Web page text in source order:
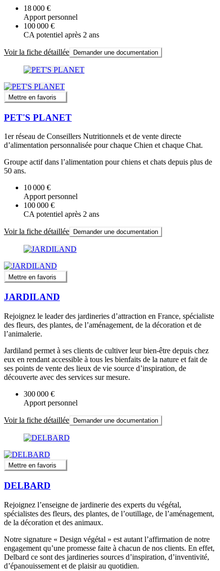
18 000 €
Apport personnel
100 000 €
CA potentiel après 2 ans
Voir la fiche détaillée Demander une documentation
Mettre en favoris
PET'S PLANET
1er réseau de Conseillers Nutritionnels et de vente directe
d’alimentation personnalisée pour chaque Chien et chaque Chat.
Groupe actif dans l’alimentation pour chiens et chats depuis plus de
50 ans.
10 000 €
Apport personnel
100 000 €
CA potentiel après 2 ans
Voir la fiche détaillée Demander une documentation
Mettre en favoris
JARDILAND
Rejoignez le leader des jardineries d’attraction en France, spécialiste
des fleurs, des plantes, de l’aménagement, de la décoration et de
l’animalerie.
Jardiland permet à ses clients de cultiver leur bien-être depuis chez
eux en rendant accessible à tous les bienfaits de la nature et fait de
ses points de vente des lieux de vie source d’inspiration, de
découverte avec des services sur mesure.
300 000 €
Apport personnel
Voir la fiche détaillée Demander une documentation
Mettre en favoris
DELBARD
Rejoignez l’enseigne de jardinerie des experts du végétal,
spécialistes des fleurs, des plantes, de l’outillage, de l’aménagement,
de la décoration et des animaux.
Notre signature « Design végétal » est autant l’affirmation de notre
engagement qu’une promesse faite à chacun de nos clients. En effet,
Delbard ce sont des jardineries sources d’inspiration, d’inventivité,
d’épanouissement et de plaisir au quotidien.